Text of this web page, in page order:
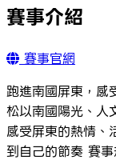
賽事介紹
賽事官網
跑進南國屏東，
松以南國陽光、人
感受屏東的熱情、
到自己的節奏 賽